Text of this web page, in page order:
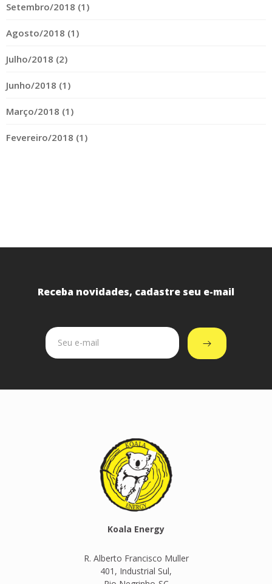
Setembro/2018 (1)
Agosto/2018 (1)
Julho/2018 (2)
Junho/2018 (1)
Março/2018 (1)
Fevereiro/2018 (1)
Receba novidades, cadastre seu e-mail
Koala Energy
R. Alberto Francisco Muller
401, Industrial Sul,